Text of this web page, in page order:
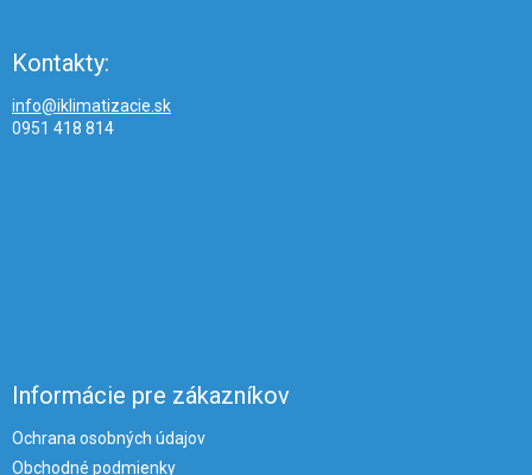
Kontakty:
info@iklimatizacie.sk
0951 418 814
Informácie pre zákazníkov
Ochrana osobných údajov
Obchodné podmienky